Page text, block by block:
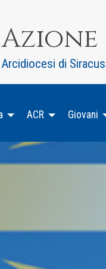
Arcidiocesi di
ACR Giovani